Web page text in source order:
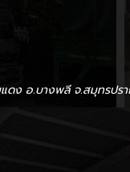
ง อ.บางพลี จ.สมุทรปรา